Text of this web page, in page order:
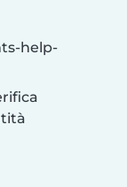
help-